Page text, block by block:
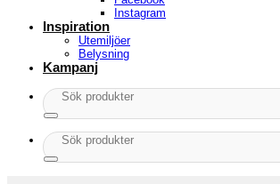
Instagram
Inspiration
Utemiljöer
Belysning
Kampanj
Sök
efter:
Sök
efter: